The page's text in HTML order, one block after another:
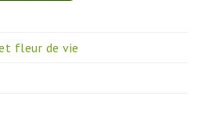
fleur de vie